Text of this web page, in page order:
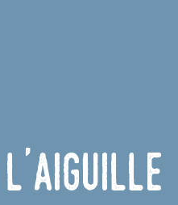
l'Aiguille